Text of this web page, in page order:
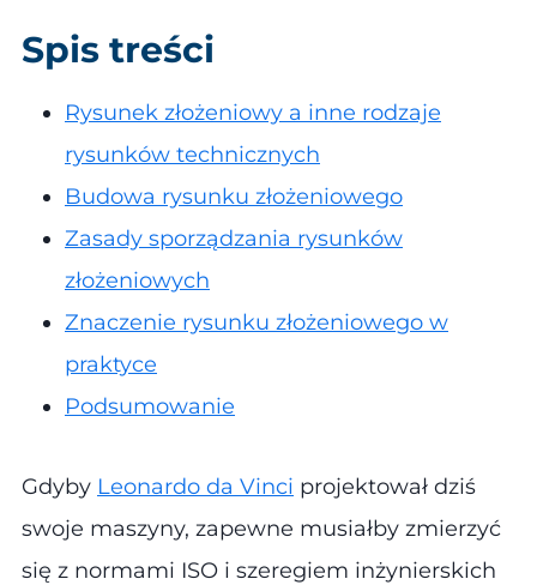
Spis treści
Rysunek złożeniowy a inne rodzaje
rysunków technicznych
Budowa rysunku złożeniowego
Zasady sporządzania rysunków
złożeniowych
Znaczenie rysunku złożeniowego w
praktyce
Podsumowanie
Gdyby Leonardo da Vinci projektował dziś
swoje maszyny, zapewne musiałby zmierzyć
się z normami ISO i szeregiem inżynierskich